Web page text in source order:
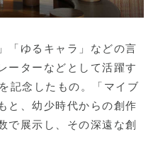
「ゆるキャラ」などの言
ーターなどとして活躍す
記念したもの。「マイブ
と、幼少時代からの創作
で展示し、その深遠な創